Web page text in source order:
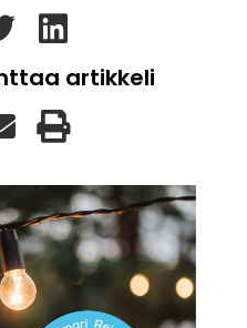
artikkeli